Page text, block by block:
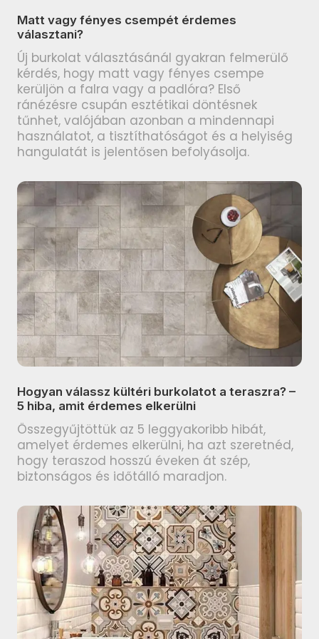
PARADYZ Modul termékcsalád
PARADYZ Harmony termékcsalád
PARADYZ Feelings termékcsalád
PARADYZ Memories termékcsalád
PARADYZ Synergy Nero
termékcsalád
PARADYZ Emilly Beige
termékcsalád
PARADYZ Freedom termékcsalád
PARADYZ Illusion termékcsalád
PARADYZ Ideal termékcsalád
PARADYZ Nightwish termékcsalád
PARADYZ Happiness termékcsalád
PARADYZ Sunlight Sand
termékcsalád
PARADYZ Fancy termékcsalád
PARADYZ Porcelano termékcsalád
PARADYZ Afternoon termékcsalád
PARADYZ Woodskin termékcsalád
PARADYZ Pure City termékcsalád
PARADYZ Hope termékcsalád
PARADYZ Effect termékcsalád
termékcsalád
TUBADZIN Torano termékcsalád
TUBADZIN Massa termékcsalád
TUBADZIN Marmo D’oro
termékcsalád
TUBADZIN Mountain Ash
TUBADZIN Patina Plate
termékcsalád
TUBADZIN Aquamarine
termékcsalád
TUBADZIN Industrio termékcsalád
TUBADZIN Onice Bianco
termékcsalád
TUBADZIN Grand Cave
TUBADZIN Grey Pulpis
termékcsalád
TUBADZIN Amber Vein
termékcsalád
termékcsalád
ARTÉ Luno termékcsalád
ARTÉ Shellstone White
termékcsalád
ARTÉ Nakano termékcsalád
Matt vagy fényes csempét érdemes
választani?
Új burkolat választásánál gyakran felmerülő
kérdés, hogy matt vagy fényes csempe
kerüljön a falra vagy a padlóra? Első
ránézésre csupán esztétikai döntésnek
tűnhet, valójában azonban a mindennapi
használatot, a tisztíthatóságot és a helyiség
hangulatát is jelentősen befolyásolja.
Hogyan válassz kültéri burkolatot a teraszra? –
5 hiba, amit érdemes elkerülni
Összegyűjtöttük az 5 leggyakoribb hibát,
amelyet érdemes elkerülni, ha azt szeretnéd,
hogy teraszod hosszú éveken át szép,
biztonságos és időtálló maradjon.